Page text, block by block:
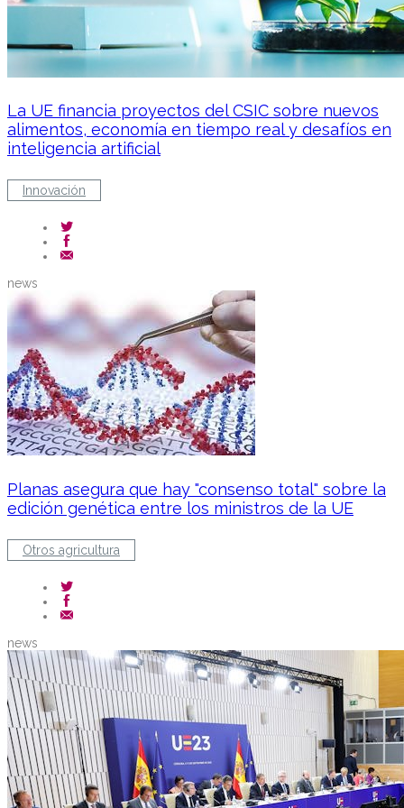
La UE financia proyectos del CSIC sobre nuevos
alimentos, economía en tiempo real y desafíos en
inteligencia artificial
Innovación
news
Planas asegura que hay "consenso total" sobre la
edición genética entre los ministros de la UE
Otros agricultura
news